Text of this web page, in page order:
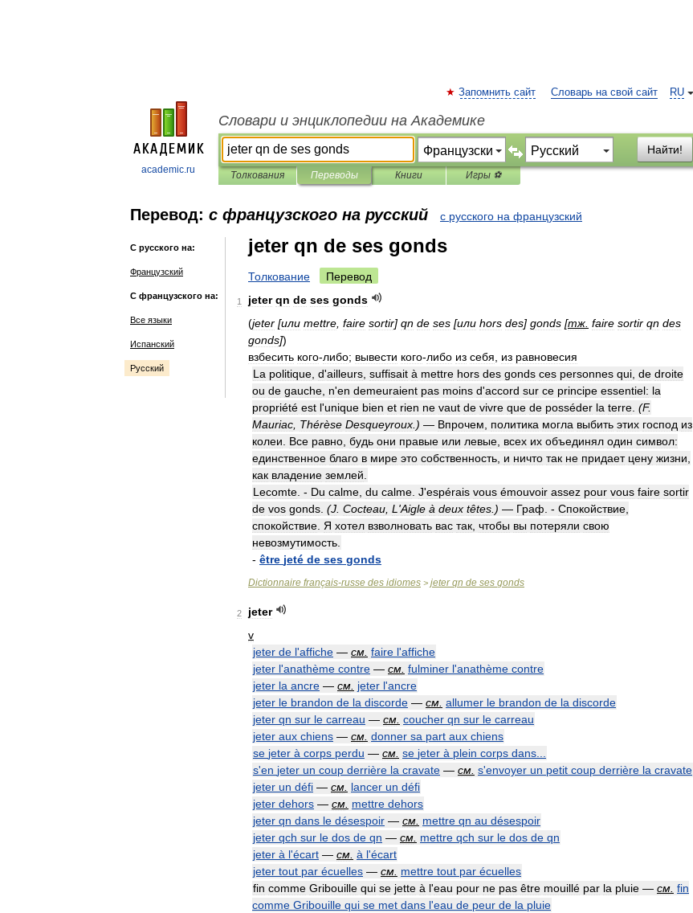
academic.ru
RU
Запомнить сайт Словарь на свой сайт
Словари и энциклопедии на Академике
Найти!
Толкования Переводы Книги Игры ⚽
Перевод: с французского на русский с русского на французский
С русского на:
Французский
С французского на:
Все языки
Испанский
Русский
jeter qn de ses gonds
Толкование Перевод
1 jeter qn de ses gonds
(jeter [или mettre faire sortir] qn de ses [или hors des] gonds [тж faire sortir qn des
gonds])
взбесить кого-либо; вывести кого-либо из себя из равновесия
La politique d'ailleurs suffisait à mettre hors des gonds ces personnes qui de droite
ou de gauche n'en demeuraient pas moins d'accord sur ce principe essentiel: la
propriété est l'unique bien et rien ne vaut de vivre que de posséder la terre (F.
Mauriac Thérèse Desqueyroux .) — Впрочем политика могла выбить этих господ из
колеи
Все равно будь они правые или левые всех их объединял один символ:
единственное благо в мире это собственность и ничто так не придает цену жизни
как владение землей
Lecomte . - Du calme du calme J'espérais vous émouvoir assez pour vous faire sortir
de vos gonds (J Cocteau L 'Aigle à deux têtes .) — Граф . - Спокойствие
спокойствие Я хотел взволновать вас так чтобы вы потеряли свою
невозмутимость
- être jeté de ses gonds
Dictionnaire français-russe des idiomes > jeter qn de ses gonds
2
jeter
v
jeter de l'affiche — см faire l'affiche
jeter l'anathème contre — см fulminer l'anathème contre
jeter la ancre — см jeter l'ancre
jeter le brandon de la discorde — см allumer le brandon de la discorde
jeter qn sur le carreau — см coucher qn sur le carreau
jeter aux chiens — см donner sa part aux chiens
se jeter à corps perdu — см se jeter à plein corps dans
s'en jeter un coup derrière la cravate — см s'envoyer un petit coup derrière la cravate
jeter un défi — см lancer un défi
jeter dehors — см mettre dehors
jeter qn dans le désespoir — см mettre qn au désespoir
jeter qch sur le dos de qn — см mettre qch sur le dos de qn
jeter à l'écart — см à l'écart
jeter tout par écuelles — см mettre tout par écuelles
fin comme Gribouille qui se jette à l'eau pour ne pas être mouillé par la pluie — см fin
comme Gribouille qui se met dans l'eau de peur de la pluie